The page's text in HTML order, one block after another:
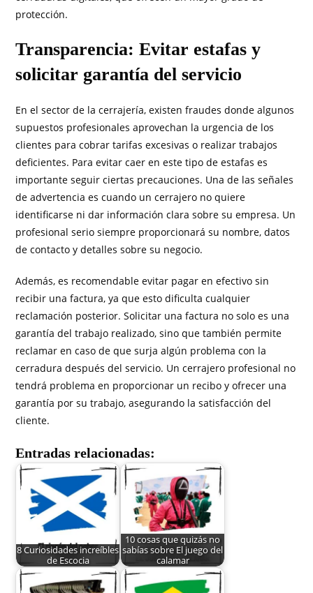
protección.
Transparencia: Evitar estafas y
solicitar garantía del servicio
En el sector de la cerrajería, existen fraudes donde algunos
supuestos profesionales aprovechan la urgencia de los
clientes para cobrar tarifas excesivas o realizar trabajos
deficientes. Para evitar caer en este tipo de estafas es
importante seguir ciertas precauciones. Una de las señales
de advertencia es cuando un cerrajero no quiere
identificarse ni dar información clara sobre su empresa. Un
profesional serio siempre proporcionará su nombre, datos
de contacto y detalles sobre su negocio.
Además, es recomendable evitar pagar en efectivo sin
recibir una factura, ya que esto dificulta cualquier
reclamación posterior. Solicitar una factura no solo es una
garantía del trabajo realizado, sino que también permite
reclamar en caso de que surja algún problema con la
cerradura después del servicio. Un cerrajero profesional no
tendrá problema en proporcionar un recibo y ofrecer una
garantía por su trabajo, asegurando la satisfacción del
cliente.
Entradas relacionadas:
8 Curiosidades increíbles
de Escocia
10 cosas que quizás no
sabías sobre El juego del
calamar